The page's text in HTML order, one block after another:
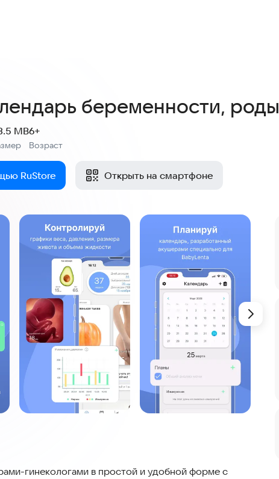
беременности, роды
MB
Возраст
6+
RuStore Открыть на смартфоне
гинекологами в простой и удобной форме с